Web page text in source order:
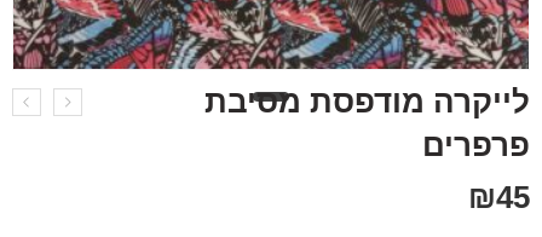
לייקרה מודפסת מסיבת
פרפרים
₪45